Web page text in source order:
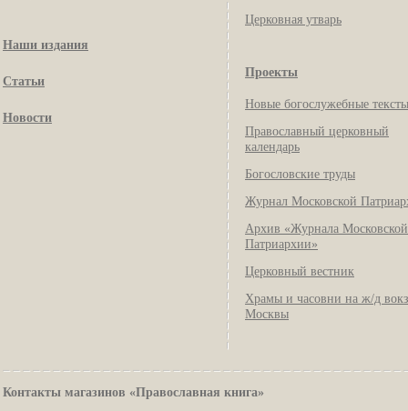
Наши издания
Статьи
Новости
Церковная утварь
Проекты
Новые богослужебные тексты
Православный церковный
календарь
Богословские труды
Журнал Московской
Архив «Журнала Московской
Патриархии»
Церковный вестник
Храмы и часовни на ж/д
Москвы
Контакты магазинов «Православная книга»